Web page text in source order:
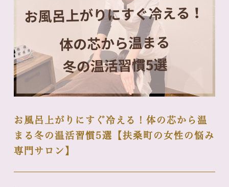
お風呂上がりにすぐ冷える！体の芯から温
まる冬の温活習慣5選【扶桑町の女性の悩み
専門サロン】